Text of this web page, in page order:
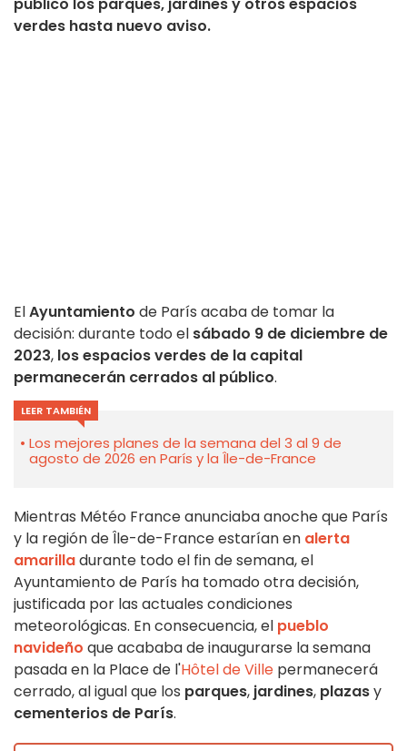
público los parques, jardines y otros espacios
verdes hasta nuevo aviso.
ElAyuntamiento de París acaba de tomar la
decisión: durante todo el sábado 9 de diciembre de
2023, los espacios verdes de la capital
permanecerán cerrados al público.
LEER TAMBIÉN
Los mejores planes de la semana del 3 al 9 de
agosto de 2026 en París y la Île-de-France
Mientras Météo France anunciaba anoche que París
y la región de Île-de-France estarían en alerta
amarilladurante todo el fin de semana, el
Ayuntamiento de París ha tomado otra decisión,
justificada por las actuales condiciones
meteorológicas. En consecuencia, el pueblo
navideño que acababa de inaugurarse la semana
pasada en la Place de l'Hôtel de Ville permanecerá
cerrado, al igual que los parques, jardines, plazasy
cementerios de París.